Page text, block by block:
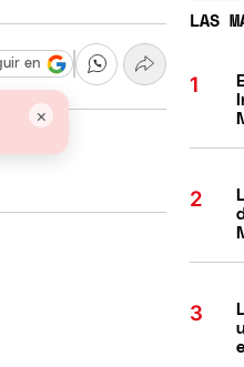
×
en
LAS